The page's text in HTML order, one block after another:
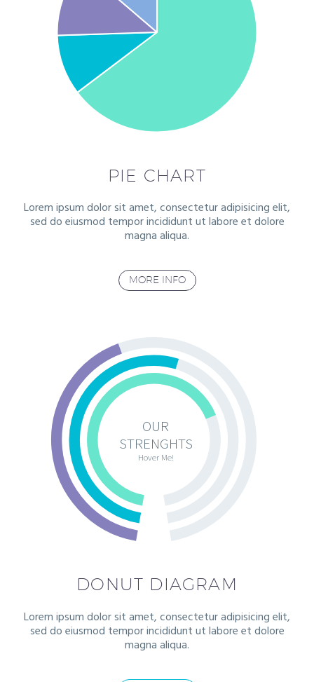
PIE CHART
Lorem ipsum dolor sit amet, consectetur adipisicing elit,
sed do eiusmod tempor incididunt ut labore et dolore
magna aliqua.
MORE INFO
OUR
STRENGHTS
Hover Me!
DONUT DIAGRAM
Lorem ipsum dolor sit amet, consectetur adipisicing elit,
sed do eiusmod tempor incididunt ut labore et dolore
magna aliqua.